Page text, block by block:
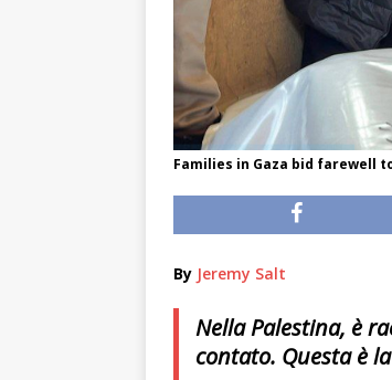
Families in Gaza bid farewell
By Jeremy Salt
Nella Palestina, è
contato. Questa è